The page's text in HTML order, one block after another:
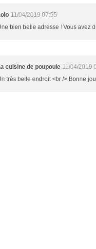
11/04/2019 07:55
bien belle adresse ! Vous avez
cuisine de poupoule 11/04/2019
très belle endroit <br /> Bonne